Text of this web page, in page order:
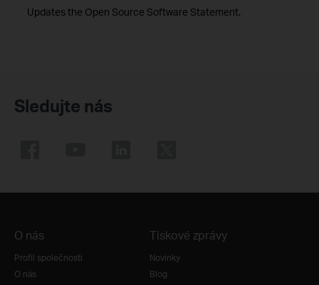
Updates the Open Source Software Statement.
Sledujte nás
O nás
Profil společnosti
O nás
Tiskové zprávy
Novinky
Blog